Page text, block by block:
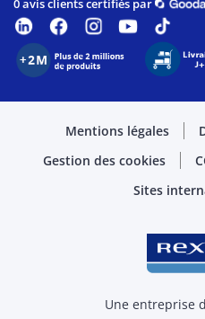
0 avis clients certifiés par
Mentions légales
Gestion des cookies
Sites
Une entreprise